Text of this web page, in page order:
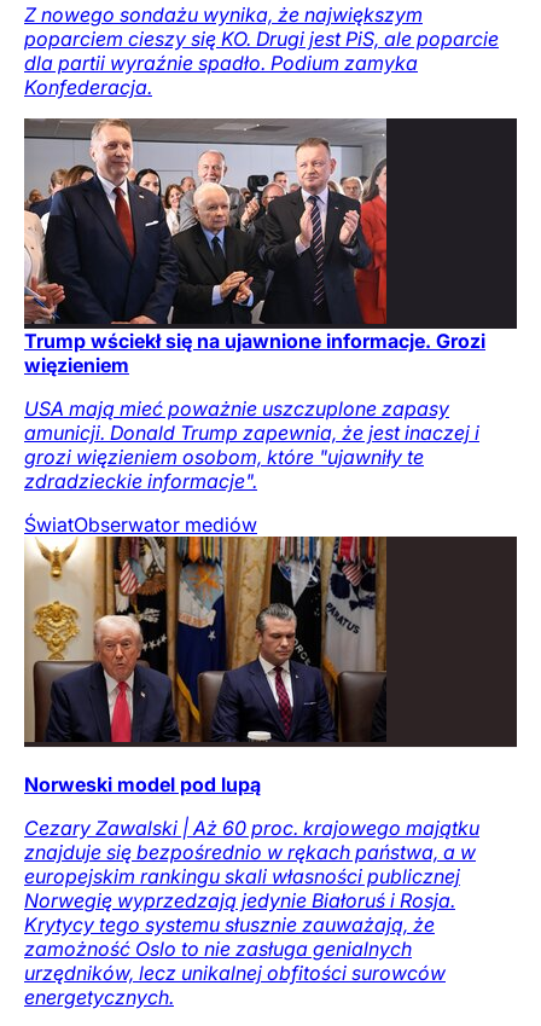
Z nowego sondażu wynika, że największym
poparciem cieszy się KO. Drugi jest PiS, ale poparcie
dla partii wyraźnie spadło. Podium zamyka
Konfederacja.
Trump wściekł się na ujawnione informacje. Grozi
więzieniem
USA mają mieć poważnie uszczuplone zapasy
amunicji. Donald Trump zapewnia, że jest inaczej i
grozi więzieniem osobom, które "ujawniły te
zdradzieckie informacje".
ŚwiatObserwator mediów
Norweski model pod lupą
Cezary Zawalski | Aż 60 proc. krajowego majątku
znajduje się bezpośrednio w rękach państwa, a w
europejskim rankingu skali własności publicznej
Norwegię wyprzedzają jedynie Białoruś i Rosja.
Krytycy tego systemu słusznie zauważają, że
zamożność Oslo to nie zasługa genialnych
urzędników, lecz unikalnej obfitości surowców
energetycznych.